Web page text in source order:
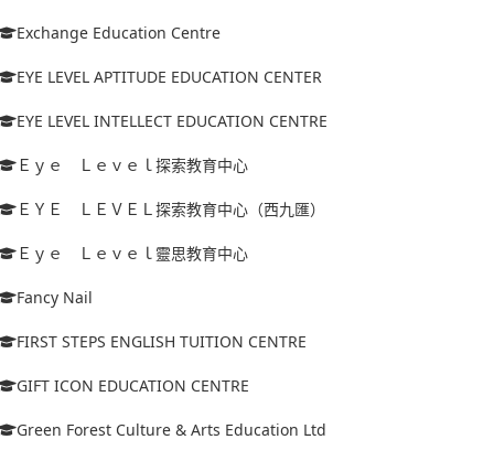
Exchange Education Centre
EYE LEVEL APTITUDE EDUCATION CENTER
EYE LEVEL INTELLECT EDUCATION CENTRE
Ｅｙｅ Ｌｅｖｅｌ探索教育中心
ＥＹＥ ＬＥＶＥＬ探索教育中心（西九匯）
Ｅｙｅ Ｌｅｖｅｌ靈思教育中心
Fancy Nail
FIRST STEPS ENGLISH TUITION CENTRE
GIFT ICON EDUCATION CENTRE
Green Forest Culture & Arts Education Ltd